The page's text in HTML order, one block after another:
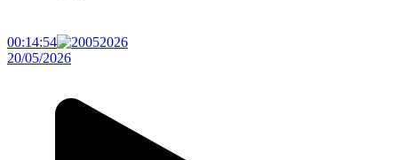
00:14:54
20/05/2026